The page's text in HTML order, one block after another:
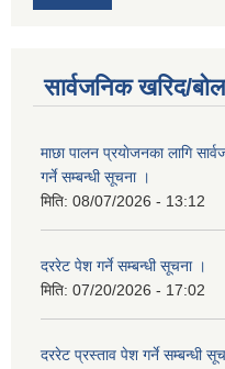
सार्वजनिक खरिद/
माछा पालन प्रयाेजनका लागि
गर्ने सम्बन्धी सूचना ।
मिति: 08/07/2026 - 13:12
दररेट पेश गर्ने सम्बन्धी सूचना ।
मिति: 07/20/2026 - 17:02
दररेट प्रस्ताव पेश गर्ने सम्बन्धी